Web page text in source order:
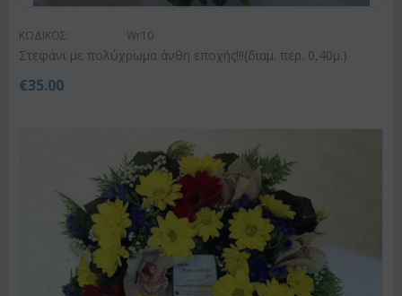
ΚΩΔΙΚΟΣ: Wr10
Στεφάνι με πολύχρωμα άνθη εποχής!!!(διαμ. περ. 0,40μ.)
€35.00